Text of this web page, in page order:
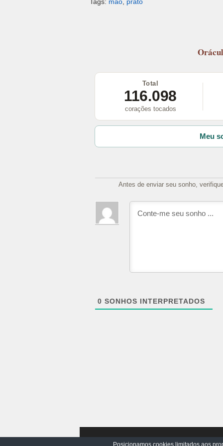
Total
116.098
corações tocados
Meu
Antes de enviar seu sonho,
0 SONHOS INTERPRETADOS
Posicionamos cookies limitados aos